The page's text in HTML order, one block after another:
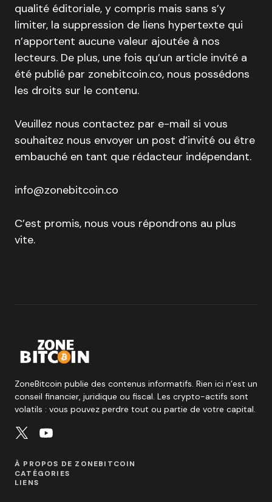
qualité éditoriale, y compris mais sans s’y
limiter, la suppression de liens hypertexte qui
n’apportent aucune valeur ajoutée à nos
lecteurs. De plus, une fois qu’un article invité a
été publié par zonebitcoin.co, nous possédons
les droits sur le contenu.
Veuillez nous contactez par e-mail si vous
souhaitez nous envoyer un post d’invité ou être
embauché en tant que rédacteur indépendant.
info@zonebitcoin.co
C’est promis, nous vous répondrons au plus
vite.
ZoneBitcoin publie des contenus informatifs. Rien ici n’est un
conseil financier, juridique ou fiscal. Les crypto-actifs sont
volatils : vous pouvez perdre tout ou partie de votre capital.
À PROPOS DE ZONEBITCOIN
CATÉGORIES
LIENS